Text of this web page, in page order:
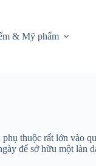
& Mỹ phẩm
thuộc rất lớn vào
để sở hữu một làn